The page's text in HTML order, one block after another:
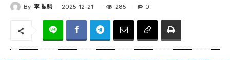
By 李 振麟 2025-12-21 285 0